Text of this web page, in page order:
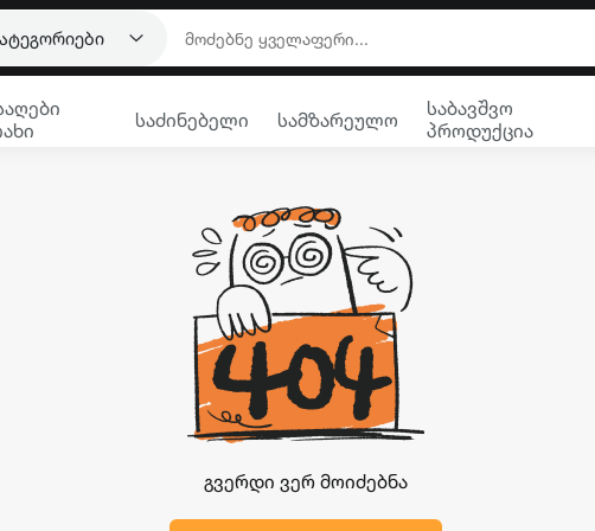
საძინებელი სამზარეულო
საბავშვო
პროდუქცია
გვერდი ვერ მოიძებნა